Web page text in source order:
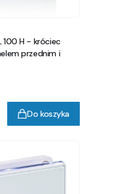
100 H - króciec
przednim i
Do koszyka